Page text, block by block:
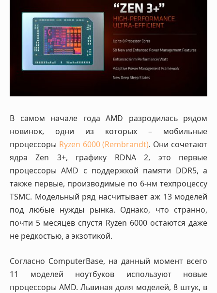
В самом начале года AMD разродилась рядом
новинок, одни из которых – мобильные
процессоры Ryzen 6000 (Rembrandt). Они сочетают
ядра Zen 3+, графику RDNA 2, это первые
процессоры AMD с поддержкой памяти DDR5, а
также первые, производимые по 6-нм техпроцессу
TSMC. Модельный ряд насчитывает аж 13 моделей
под любые нужды рынка. Однако, что странно,
почти 5 месяцев спустя Ryzen 6000 остаются даже
не редкостью, а экзотикой.
Согласно ComputerBase, на данный момент всего
11 моделей ноутбуков используют новые
процессоры AMD. Львиная доля моделей, 8 штук, в